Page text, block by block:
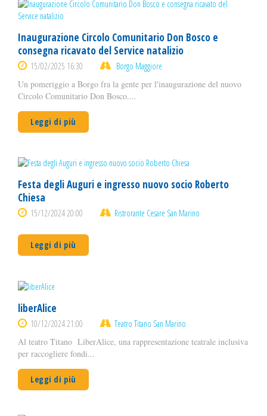
Inaugurazione Circolo Comunitario Don Bosco e
consegna ricavato del Service natalizio
15/02/2025 16:30
Borgo Maggiore
Un pomeriggio a Borgo fra la gente per l'inaugurazione del nuovo
Circolo Comunitario Don Bosco....
Leggi di più
Festa degli Auguri e ingresso nuovo socio Roberto
Chiesa
15/12/2024 20:00 Ristrorante Cesare San Marino
Leggi di più
liberAlice
10/12/2024 21:00
Teatro Titano San Marino
Al teatro Titano LiberAlice, una rappresentazione teatrale inclusiva
per raccogliere fondi...
Leggi di più